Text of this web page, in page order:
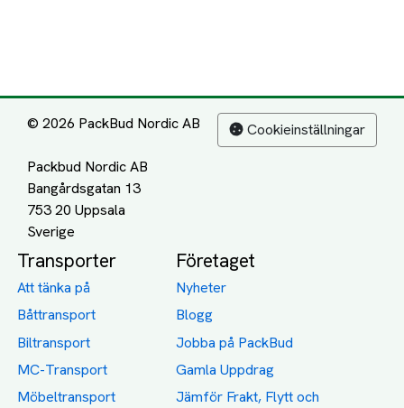
© 2026 PackBud Nordic AB
Packbud Nordic AB
Bangårdsgatan 13
753 20 Uppsala
Cookieinställningar
Transporter
Att tänka på
Båttransport
Biltransport
MC-Transport
Möbeltransport
Företaget
Nyheter
Blogg
Jobba på PackBud
Gamla Uppdrag
Jämför Frakt, Flytt och